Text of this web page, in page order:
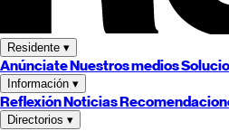
Residente ▾
AnúnciateNuestros medios
Información ▾
ReflexiónNoticias
Directorios ▾